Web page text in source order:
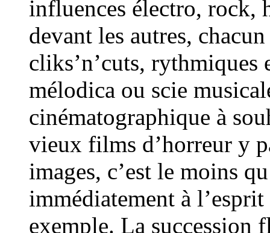
influences électro, rock,
devant les autres,
cliks’n’cuts, rythmiques
mélodica ou scie
cinématographique à
vieux films d’horreur y
images, c’est le moins
immédiatement à
exemple. La succession